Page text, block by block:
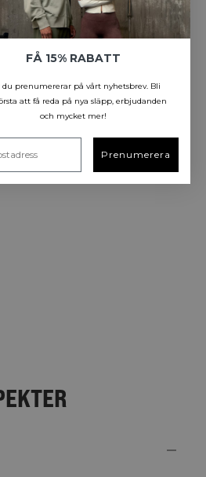
FÅ 15% RABATT
du prenumererar på vårt nyhetsbrev. Bli
att få reda på nya släpp, erbjudanden
och mycket mer!
Prenumerera